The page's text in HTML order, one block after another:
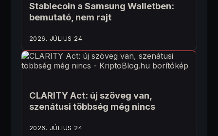
Stablecoin a Samsung Walletben:
bemutató, nem rajt
2026. JÚLIUS 24.
CLARITY Act: új szöveg van,
szenátusi többség még nincs
2026. JÚLIUS 24.